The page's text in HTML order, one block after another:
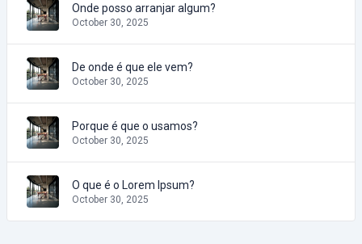
Onde posso arranjar algum?
October 30, 2025
De onde é que ele vem?
October 30, 2025
Porque é que o usamos?
October 30, 2025
O que é o Lorem Ipsum?
October 30, 2025